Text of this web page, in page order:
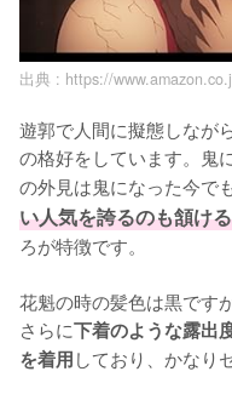
出典 : https://
遊郭で人間に擬態しなが
の格好をしています。鬼
の外見は鬼になった今で
い人気を誇るのも頷け
ろが特徴です。
花魁の時の髪色は黒です
さらに下着のような露出
を着用しており、かなり